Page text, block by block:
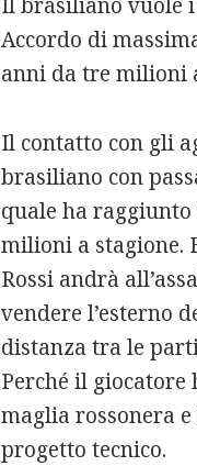
Accordo di
anni da tre milioni
Il contatto con gli
brasiliano con
quale ha
milioni a stagione.
Rossi andrà
vendere l’esterno
distanza tra le
Perché il giocatore
maglia rossonera
progetto tecnico.